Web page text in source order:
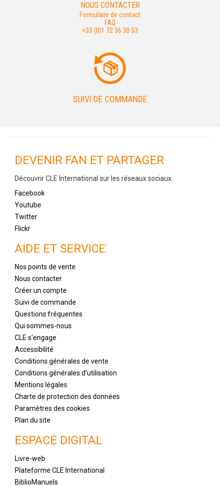
NOUS CONTACTER
Formulaire de contact
FAQ
+33 (0)1 72 36 30 53
SUIVI DE COMMANDE
DEVENIR FAN ET PARTAGER
Découvrir CLE International sur les réseaux sociaux.
Facebook
Youtube
Twitter
Flickr
AIDE ET SERVICE
Nos points de vente
Nous contacter
Créer un compte
Suivi de commande
Questions fréquentes
Qui sommes-nous
CLE s'engage
Accessibilité
Conditions générales de vente
Conditions générales d'utilisation
Mentions légales
Charte de protection des données
Paramètres des cookies
Plan du site
ESPACE DIGITAL
Livre-web
Plateforme CLE International
BiblioManuels